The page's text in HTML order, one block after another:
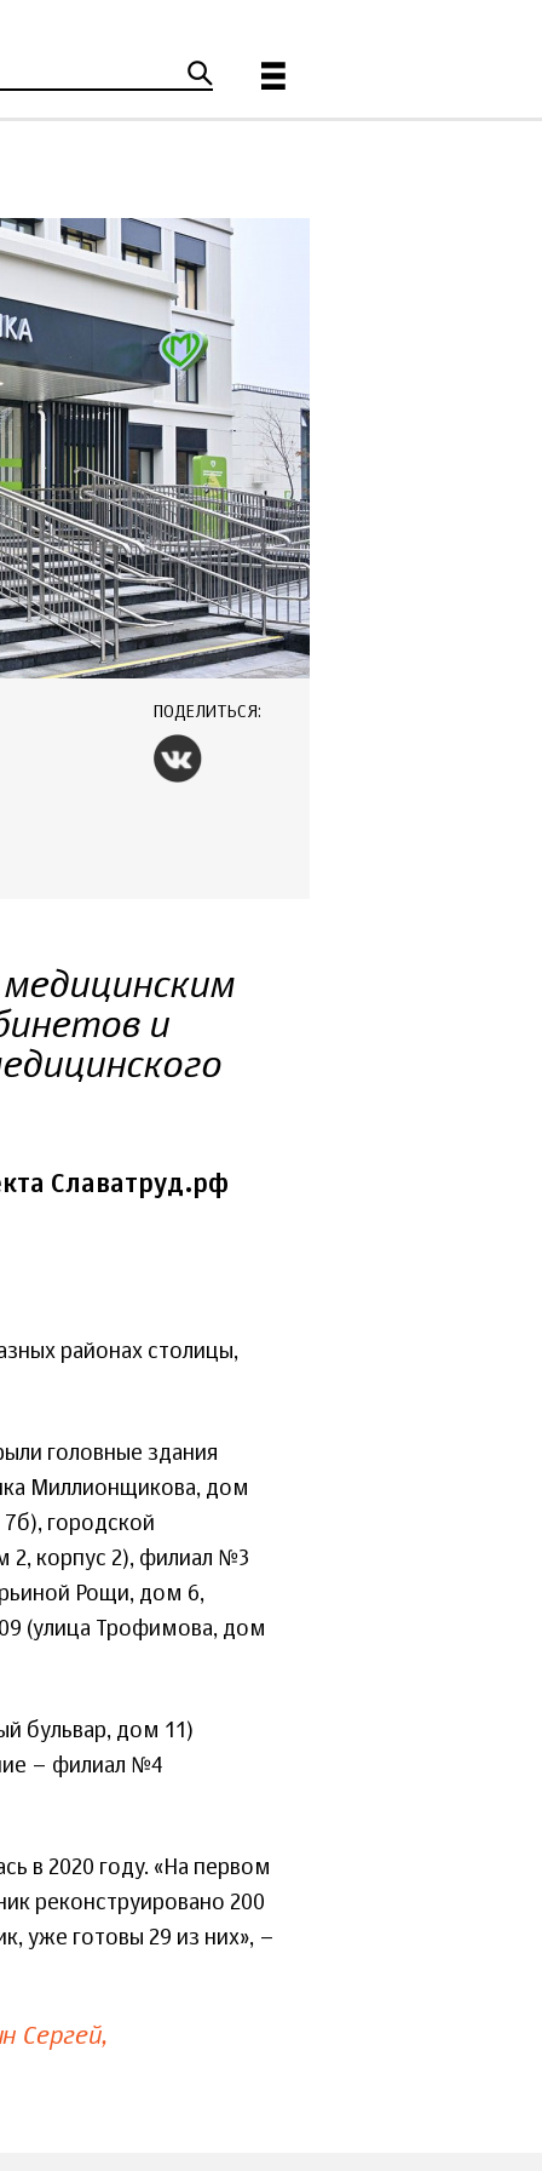
ПОДЕЛИТЬСЯ:
и
Славатруд.рф
районах столицы,
головные здания
Миллионщикова, дом
городской
2, корпус 2), филиал №3
Рощи, дом 6,
(улица Трофимова, дом
бульвар, дом 11)
– филиал №4
в 2020 году. «На первом
реконструировано 200
уже готовы 29 из них», –
Сергей